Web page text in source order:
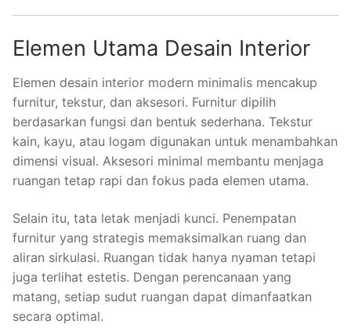
Elemen Utama Desain Interior
Elemen desain interior modern minimalis mencakup
furnitur, tekstur, dan aksesori. Furnitur dipilih
berdasarkan fungsi dan bentuk sederhana. Tekstur
kain, kayu, atau logam digunakan untuk menambahkan
dimensi visual. Aksesori minimal membantu menjaga
ruangan tetap rapi dan fokus pada elemen utama.
Selain itu, tata letak menjadi kunci. Penempatan
furnitur yang strategis memaksimalkan ruang dan
aliran sirkulasi. Ruangan tidak hanya nyaman tetapi
juga terlihat estetis. Dengan perencanaan yang
matang, setiap sudut ruangan dapat dimanfaatkan
secara optimal.